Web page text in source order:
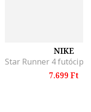
NIKE
7.699 Ft